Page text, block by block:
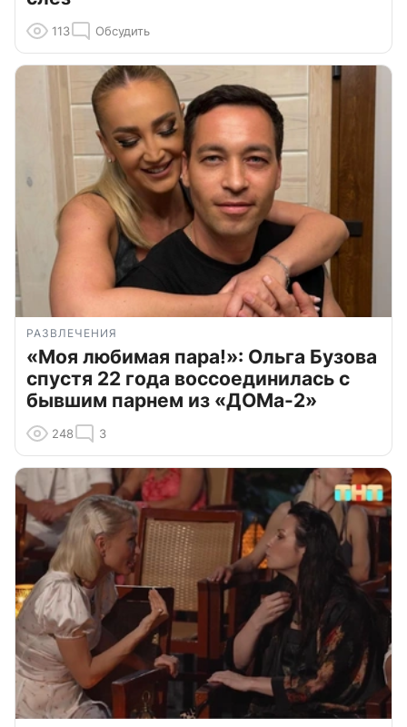
113 Обсудить
РАЗВЛЕЧЕНИЯ
«Моя любимая пара!»: Ольга Бузова
спустя 22 года воссоединилась с
бывшим парнем из «ДОМа-2»
248 3